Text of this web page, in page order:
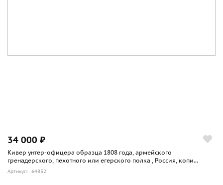
34 000 ₽
Кивер унтер-офицера образца 1808 года, армейского
гренадерского, пехотного или егерского полка , Россия, копи...
Артикул: 64832